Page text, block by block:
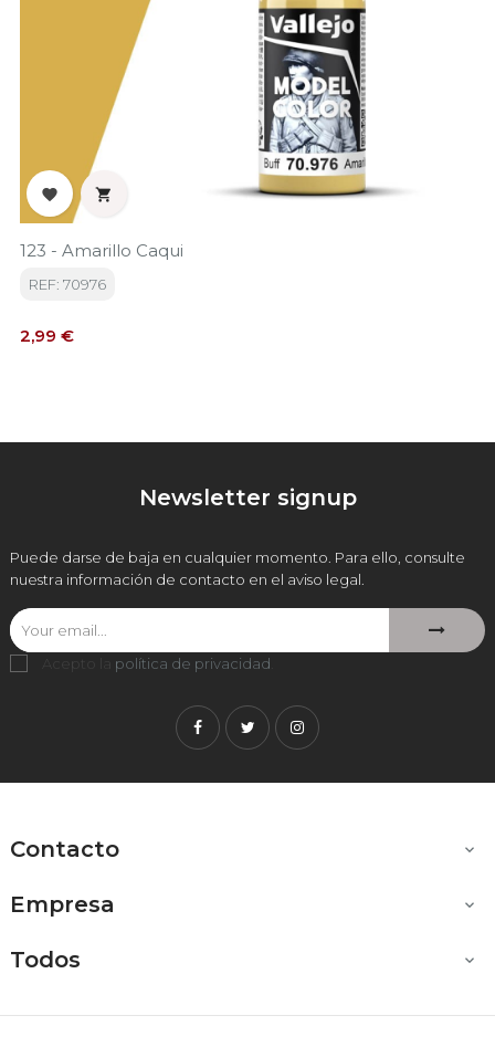
 
123 - Amarillo Caqui
REF: 70976
Precio
2,99 €
Newsletter signup
Puede darse de baja en cualquier momento. Para ello, consulte
nuestra información de contacto en el aviso legal.
Acepto la política de privacidad
FacebookTwitterInstagram
Contacto 
Empresa 
Todos 